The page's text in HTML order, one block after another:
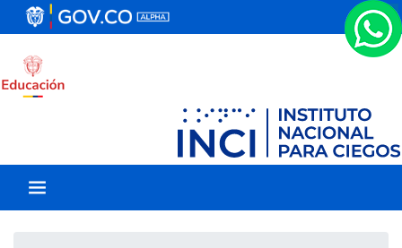
a
a
l
c